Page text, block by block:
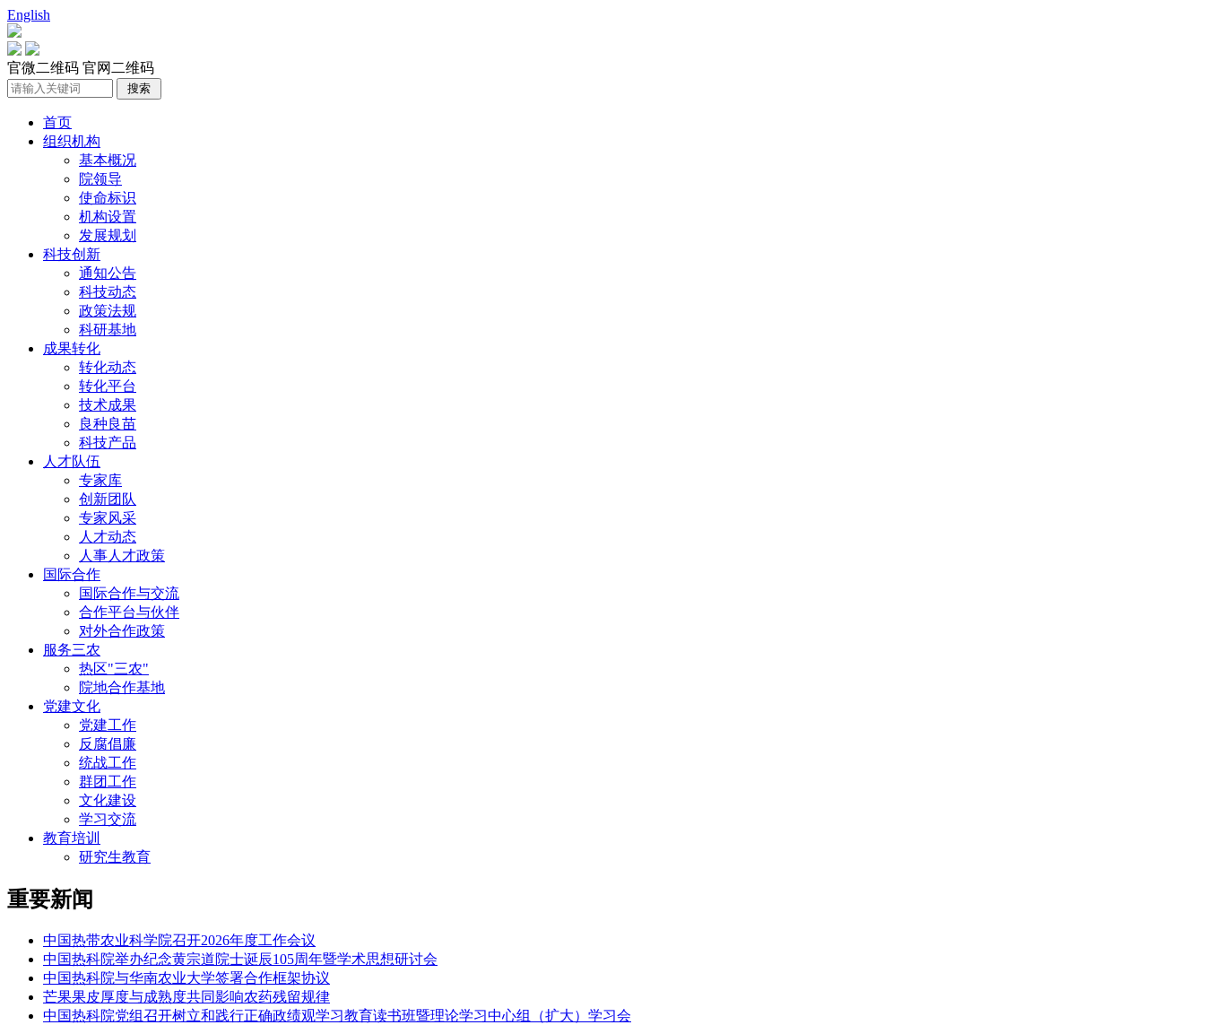
English
官微二维码 官网二维码
首页
组织机构
基本概况
院领导
使命标识
机构设置
发展规划
科技创新
通知公告
科技动态
政策法规
科研基地
成果转化
转化动态
转化平台
技术成果
良种良苗
科技产品
人才队伍
专家库
创新团队
专家风采
人才动态
人事人才政策
国际合作
国际合作与交流
合作平台与伙伴
对外合作政策
服务三农
热区"三农"
院地合作基地
党建文化
党建工作
反腐倡廉
统战工作
群团工作
文化建设
学习交流
教育培训
研究生教育
重要新闻
中国热带农业科学院召开2026年度工作会议
中国热科院举办纪念黄宗道院士诞辰105周年暨学术思想研讨会
中国热科院与华南农业大学签署合作框架协议
芒果果皮厚度与成熟度共同影响农药残留规律
中国热科院党组召开树立和践行正确政绩观学习教育读书班暨理论学习中心组（扩大）学习会